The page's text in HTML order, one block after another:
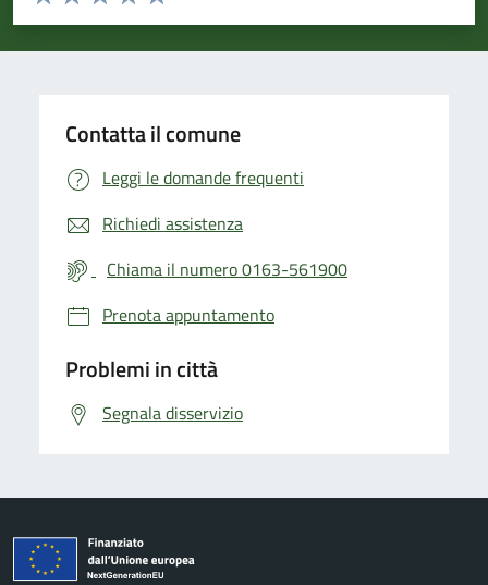
Valuta 5 stelle su 5
Valuta 4 stelle su 5
Valuta 3 stelle su 5
Valuta 2 stelle su 5
Valuta 1 stelle su 5
Contatta il comune
Leggi le domande frequenti
Richiedi assistenza
Chiama il numero 0163-561900
Prenota appuntamento
Problemi in città
Segnala disservizio